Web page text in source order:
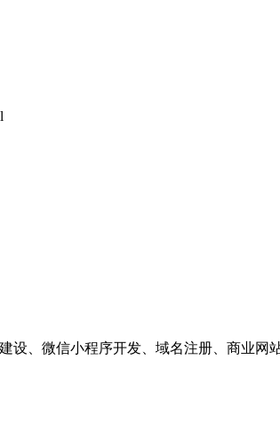
设、微信小程序开发、域名注册、商业